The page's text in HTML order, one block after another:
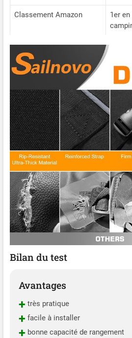
Votre
priorité
Classement Amazon
1er
Bilan du test
Avantages
+ très pratique
+ facile à installer
+ bonne capacité de rangement